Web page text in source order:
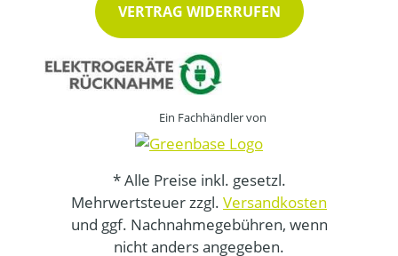
VERTRAG WIDERRUFEN
Ein Fachhändler von
* Alle Preise inkl. gesetzl.
Mehrwertsteuer zzgl. Versandkosten
und ggf. Nachnahmegebühren, wenn
nicht anders angegeben.